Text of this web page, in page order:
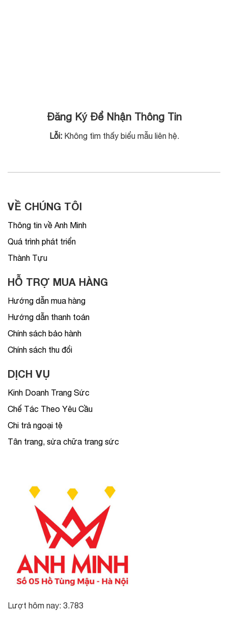
Đăng Ký Để Nhận Thông Tin
Lỗi:Không tìm thấy biểu mẫu liên hệ.
VỀ CHÚNG TÔI
Thông tin về Anh Minh
Quá trình phát triển
Thành Tựu
HỖ TRỢ MUA HÀNG
Hướng dẫn mua hàng
Hướng dẫn thanh toán
Chính sách bảo hành
Chính sách thu đổi
DỊCH VỤ
Kinh Doanh Trang Sức
Chế Tác Theo Yêu Cầu
Chi trả ngoại tệ
Tân trang, sửa chữa trang sức
Lượt hôm nay: 3.783